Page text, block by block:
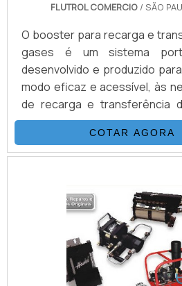
FLUTROL COMERCIO / SÃO
O booster para recarga e
gases é um sistema
desenvolvido e produzido
modo eficaz e acessível, às
de recarga e transferência
possível verificar quais as
seguir: Recarga de N2 em
Carga de Acumuladores
de Pressão e
IMPORTANTES
PRODUTOAcionado a ar
mesmo princípio de
bombas hidropn.
COTAR AGORA